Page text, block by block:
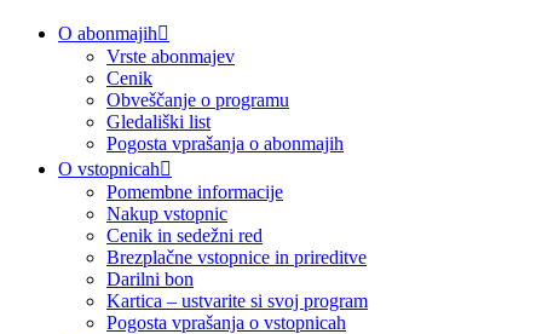
O abonmajih
Vrste abonmajev
Cenik
Obveščanje o programu
Gledališki list
Pogosta vprašanja o abonmajih
O vstopnicah
Pomembne informacije
Nakup vstopnic
Cenik in sedežni red
Brezplačne vstopnice in prireditve
Darilni bon
Kartica – ustvarite si svoj program
Pogosta vprašanja o vstopnicah